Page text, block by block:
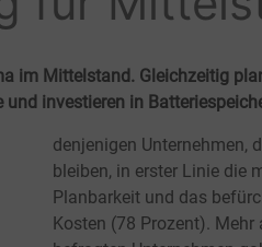
im Mittelstand. Gleichzeitig
investieren in
denjenigen Unternehmen,
bleiben, in erster Linie die
Planbarkeit und das
Kosten (78 Prozent).